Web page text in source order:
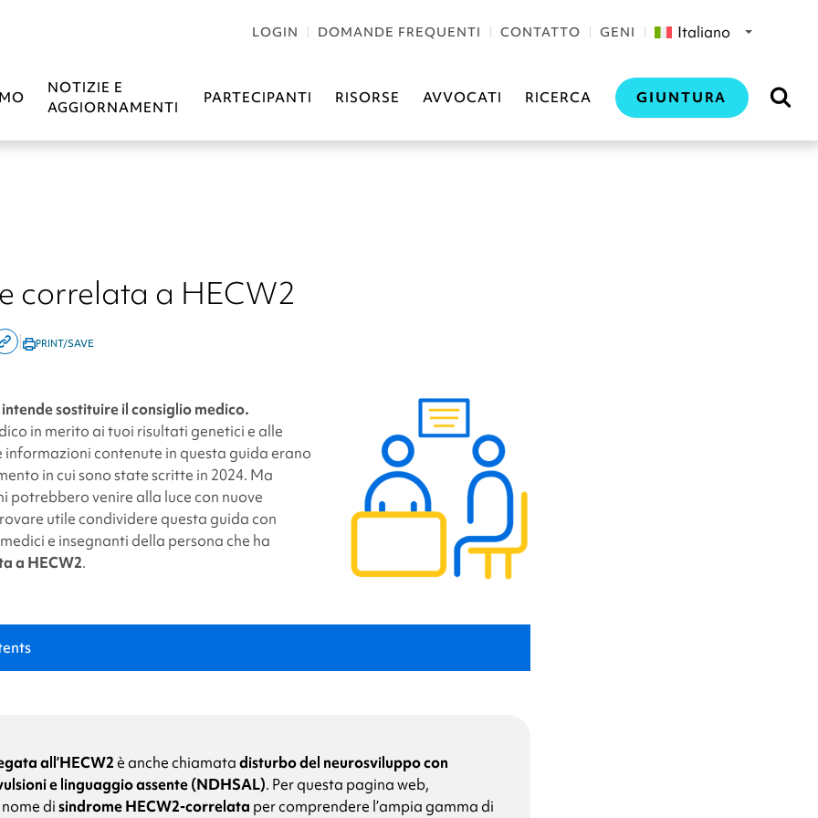
LOGIN DOMANDE FREQUENTI CONTATTO GENI Italiano
NOTIZIE E
AGGIORNAMENTI
PARTECIPANTI RISORSE AVVOCATI RICERCA GIUNTURA
correlata a HECW2
Copy
page
link
| PRINT/SAVE
sostituire il consiglio medico.
in merito ai tuoi risultati genetici e alle
informazioni contenute in questa guida erano
in cui sono state scritte in 2024. Ma
potrebbero venire alla luce con nuove
utile condividere questa guida con
e insegnanti della persona che ha
a HECW2.
all’HECW2è anche chiamatadisturbo del neurosviluppo con
e linguaggio assente (NDHSAL). Per questa pagina web,
disindrome HECW2-correlata per comprendere l’ampia gamma di